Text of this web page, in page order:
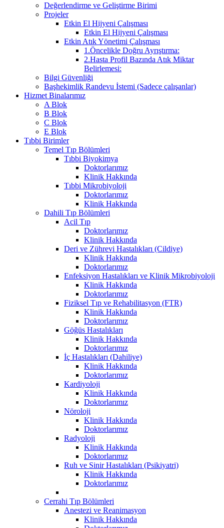
Değerlendirme ve Geliştirme Birimi
Projeler
Etkin El Hijyeni Çalışması
Etkin El Hijyeni Çalışması
Etkin Atık Yönetimi Çalışması
1.Öncelikle Doğru Ayrıştırma:
2.Hasta Profil Bazında Atık Miktar
Belirlemesi:
Bilgi Güvenliği
Başhekimlik Randevu İstemi (Sadece çalışanlar)
Hizmet Binalarımız
A Blok
B Blok
C Blok
E Blok
Tıbbi Birimler
Temel Tıp Bölümleri
Tıbbi Biyokimya
Doktorlarımız
Klinik Hakkında
Tıbbi Mikrobiyoloji
Doktorlarımız
Klinik Hakkında
Dahili Tıp Bölümleri
Acil Tıp
Doktorlarımız
Klinik Hakkında
Deri ve Zührevi Hastalıkları (Cildiye)
Klinik Hakkında
Doktorlarımız
Enfeksiyon Hastalıkları ve Klinik Mikrobiyoloji
Klinik Hakkında
Doktorlarımız
Fiziksel Tıp ve Rehabilitasyon (FTR)
Klinik Hakkında
Doktorlarımız
Göğüs Hastalıkları
Klinik Hakkında
Doktorlarımız
İç Hastalıkları (Dahiliye)
Klinik Hakkında
Doktorlarımız
Kardiyoloji
Klinik Hakkında
Doktorlarımız
Nöroloji
Klinik Hakkında
Doktorlarımız
Radyoloji
Klinik Hakkında
Doktorlarımız
Ruh ve Sinir Hastalıkları (Psikiyatri)
Klinik Hakkında
Doktorlarımız
Cerrahi Tıp Bölümleri
Anestezi ve Reanimasyon
Klinik Hakkında